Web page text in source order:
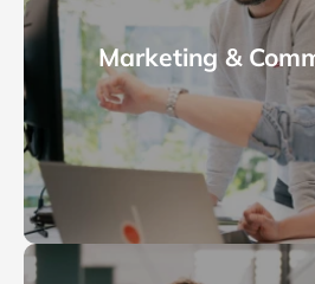
Marketing &